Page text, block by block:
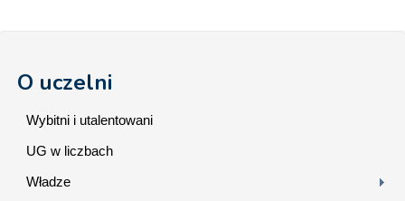
O uczelni
Wybitni i utalentowani
UG w liczbach
Władze